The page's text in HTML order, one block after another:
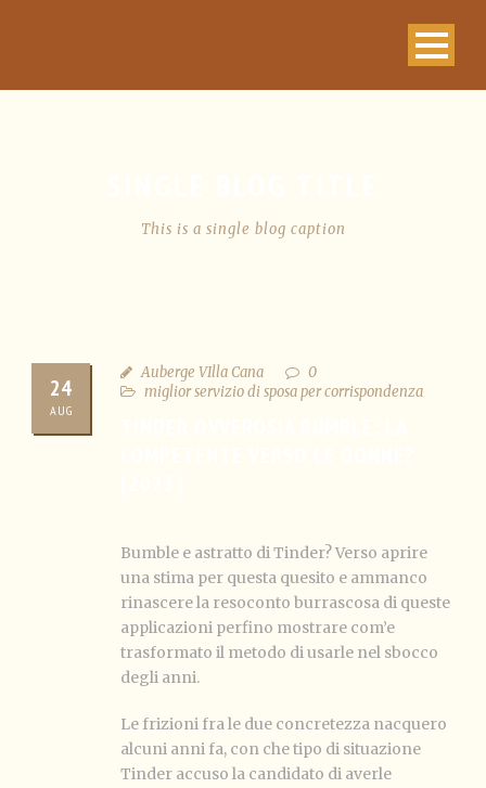
This is a single blog caption
24
AUG
Auberge VIlla Cana
0
miglior servizio di sposa per corrispondenza
Bumble e astratto di Tinder? Verso aprire
una stima per questa quesito e ammanco
rinascere la resoconto burrascosa di queste
applicazioni perfino mostrare com’e
trasformato il metodo di usarle nel sbocco
degli anni.
Le frizioni fra le due concretezza nacquero
alcuni anni fa, con che tipo di situazione
Tinder accuso la candidato di averle